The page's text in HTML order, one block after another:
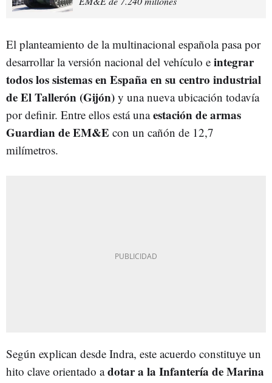
El planteamiento de la multinacional española pasa por
desarrollar la versión nacional del vehículo e integrar
todos los sistemas en España en su centro industrial
de El Tallerón (Gijón) y una nueva ubicación todavía
por definir. Entre ellos está unaestación de armas
Guardian de EM&E con un cañón de 12,7
milímetros.
Según explican desde Indra, este acuerdo constituye un
hito clave orientado adotar a la Infantería de Marina